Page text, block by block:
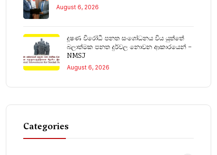
August 6, 2026
දූෂණ විරෝධී පනත සංශෝධනය විය යුත්තේ
බලාත්මක පනත දුර්වල නොවන ආකාරයෙන් –
NMSJ
August 6, 2026
Categories